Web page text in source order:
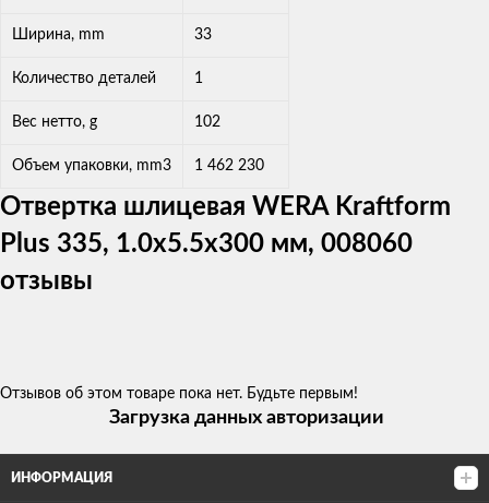
Ширина, mm 33
Количество деталей 1
Вес нетто, g 102
Объем упаковки, mm3 1 462 230
Отвертка шлицевая WERA Kraftform
Plus 335, 1.0x5.5x300 мм, 008060
отзывы
Отзывов об этом товаре пока нет. Будьте первым!
Загрузка данных авторизации
ИНФОРМАЦИЯ